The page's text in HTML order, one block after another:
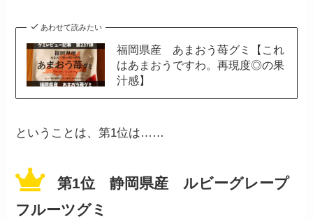
あわせて読みたい
福岡県産 あまおう苺グミ【これ
はあまおうですわ。再現度◎の果
汁感】
ということは、第1位は……
第1位 静岡県産 ルビーグレープ
フルーツグミ